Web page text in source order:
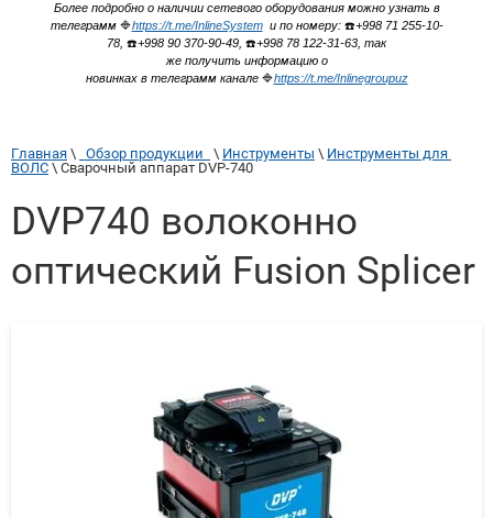
Более подробно о наличии сетевого оборудования можно узнать в
телеграмм 🔷https://t.me/InlineSystemи по номеру: ☎️+998 71 255-10-
78, ☎️+998 90 370-90-49, ☎️+998 78 122-31-63, так
же получить информацию о
новинках в телеграмм канале 🔷https://t.me/Inlinegroupuz
Главная \ Обзор продукции \ Инструменты \ Инструменты для
ВОЛС \ Сварочный аппарат DVP-740
DVP740 волоконно
оптический Fusion Splicer